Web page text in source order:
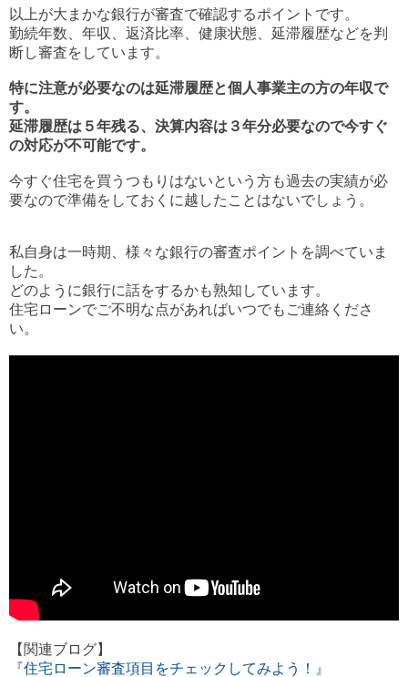
以上が大まかな銀行が審査で確認するポイントです。
勤続年数、年収、返済比率、健康状態、延滞履歴などを判
断し審査をしています。
特に注意が必要なのは延滞履歴と個人事業主の方の年収で
す。
延滞履歴は５年残る、決算内容は３年分必要なので今すぐ
の対応が不可能です。
今すぐ住宅を買うつもりはないという方も過去の実績が必
要なので準備をしておくに越したことはないでしょう。
私自身は一時期、様々な銀行の審査ポイントを調べていま
した。
どのように銀行に話をするかも熟知しています。
住宅ローンでご不明な点があればいつでもご連絡くださ
い。
【関連ブログ】
『住宅ローン審査項目をチェックしてみよう！』